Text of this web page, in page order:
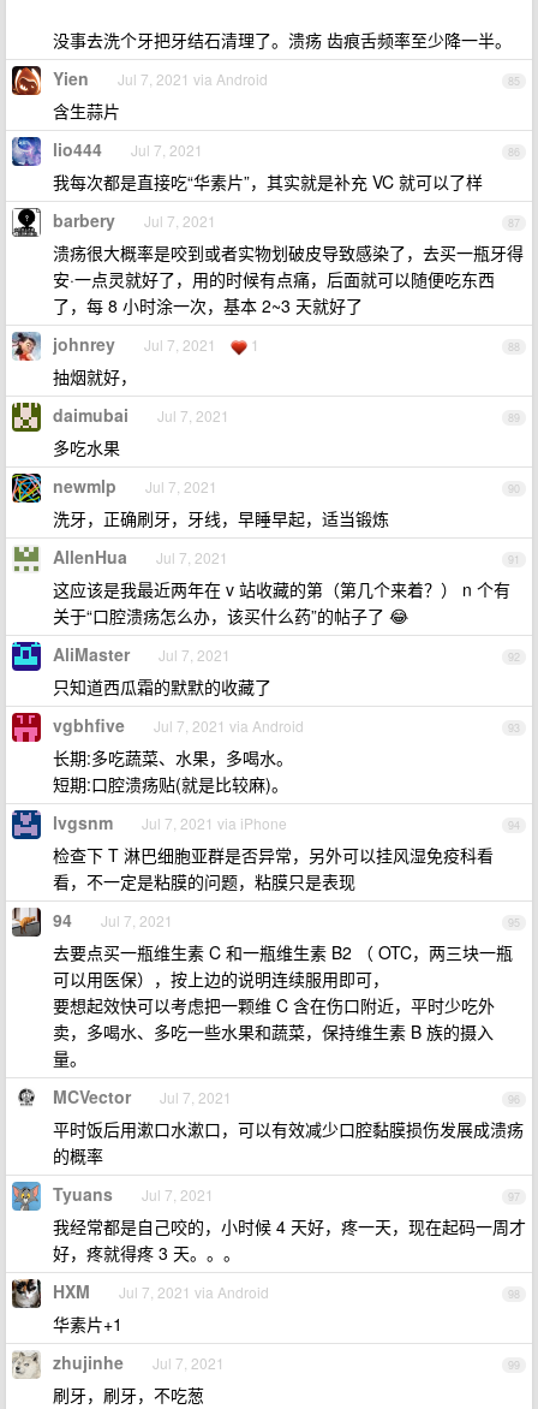
没事去洗个牙把牙结石清理了。溃疡 齿痕舌频率至少降一半。
85
Yien Jul 7, 2021 via Android
含生蒜片
86
lio444 Jul 7, 2021
我每次都是直接吃“华素片”，其实就是补充 VC 就可以了样
87
barbery Jul 7, 2021
溃疡很大概率是咬到或者实物划破皮导致感染了，去买一瓶牙得
安·一点灵就好了，用的时候有点痛，后面就可以随便吃东西
了，每 8 小时涂一次，基本 2~3 天就好了
88
johnrey Jul 7, 2021 1
抽烟就好，
89
daimubai Jul 7, 2021
多吃水果
90
newmlp Jul 7, 2021
洗牙，正确刷牙，牙线，早睡早起，适当锻炼
91
AllenHua Jul 7, 2021
这应该是我最近两年在 v 站收藏的第（第几个来着？） n 个有
关于“口腔溃疡怎么办，该买什么药”的帖子了 😂️
92
AliMaster Jul 7, 2021
只知道西瓜霜的默默的收藏了
93
vgbhfive Jul 7, 2021 via Android
长期:多吃蔬菜、水果，多喝水。
短期:口腔溃疡贴(就是比较麻)。
94
lvgsnm Jul 7, 2021 via iPhone
检查下 T 淋巴细胞亚群是否异常，另外可以挂风湿免疫科看
看，不一定是粘膜的问题，粘膜只是表现
95
94 Jul 7, 2021
去要点买一瓶维生素 C 和一瓶维生素 B2 （ OTC，两三块一瓶
可以用医保），按上边的说明连续服用即可，
要想起效快可以考虑把一颗维 C 含在伤口附近，平时少吃外
卖，多喝水、多吃一些水果和蔬菜，保持维生素 B 族的摄入
量。
96
MCVector Jul 7, 2021
平时饭后用漱口水漱口，可以有效减少口腔黏膜损伤发展成溃疡
的概率
97
Tyuans Jul 7, 2021
我经常都是自己咬的，小时候 4 天好，疼一天，现在起码一周才
好，疼就得疼 3 天。。。
98
HXM Jul 7, 2021 via Android
华素片+1
99
zhujinhe Jul 7, 2021
刷牙，刷牙，不吃葱